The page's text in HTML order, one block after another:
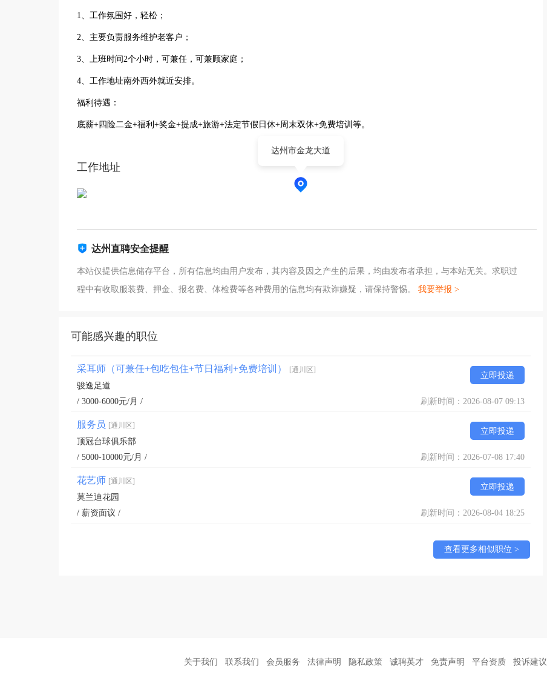
1、工作氛围好，轻松；
2、主要负责服务维护老客户；
3、上班时间2个小时，可兼任，可兼顾家庭；
4、工作地址南外西外就近安排。
福利待遇：
底薪+四险二金+福利+奖金+提成+旅游+法定节假日休+周末双休+免费培训等。
工作地址
达州市金龙大道
达州直聘安全提醒
本站仅提供信息储存平台，所有信息均由用户发布，其内容及因之产生的后果，均由发布者承担，与本站无关。求职过
程中有收取服装费、押金、报名费、体检费等各种费用的信息均有欺诈嫌疑，请保持警惕。 我要举报 >
可能感兴趣的职位
采耳师（可兼任+包吃包住+节日福利+免费培训） [通川区]
立即投递
骏逸足道
/ 3000-6000元/月 /
刷新时间：2026-08-07 09:13
服务员 [通川区]
立即投递
顶冠台球俱乐部
/ 5000-10000元/月 /
刷新时间：2026-07-08 17:40
花艺师 [通川区]
立即投递
莫兰迪花园
/ 薪资面议 /
刷新时间：2026-08-04 18:25
查看更多相似职位 >
关于我们 联系我们 会员服务 法律声明 隐私政策 诚聘英才 免责声明 平台资质 投诉建议